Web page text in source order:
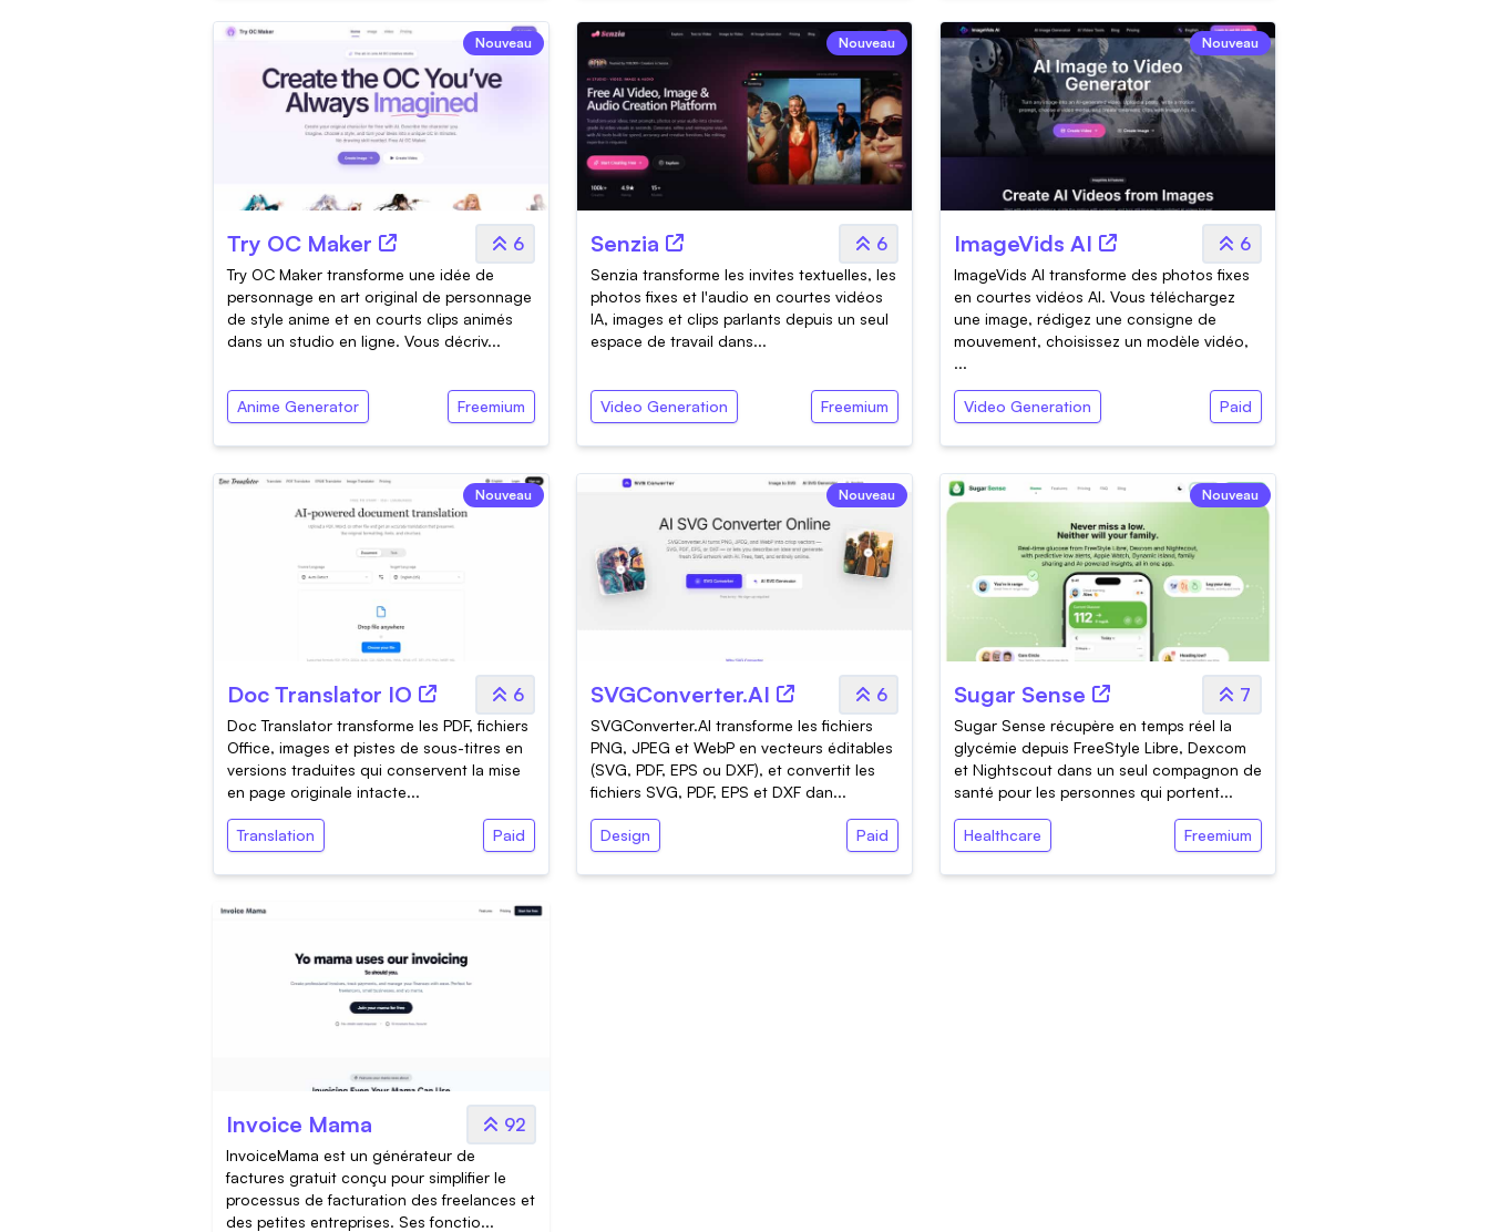
Nouveau
Try OC Maker 6
Try OC Maker transforme une idée de
personnage en art original de personnage
de style anime et en courts clips animés
dans un studio en ligne. Vous décriv...
Anime Generator Freemium
Nouveau
Senzia 6
Senzia transforme les invites textuelles, les
photos fixes et l'audio en courtes vidéos
IA, images et clips parlants depuis un seul
espace de travail dans...
Video Generation Freemium
Nouveau
ImageVids AI 6
ImageVids AI transforme des photos fixes
en courtes vidéos AI. Vous téléchargez
une image, rédigez une consigne de
mouvement, choisissez un modèle vidéo,
...
Video Generation Paid
Nouveau
Doc Translator IO 6
Doc Translator transforme les PDF, fichiers
Office, images et pistes de sous-titres en
versions traduites qui conservent la mise
en page originale intacte...
Translation Paid
Nouveau
SVGConverter.AI 6
SVGConverter.AI transforme les fichiers
PNG, JPEG et WebP en vecteurs éditables
(SVG, PDF, EPS ou DXF), et convertit les
fichiers SVG, PDF, EPS et DXF dan...
Design Paid
Nouveau
Sugar Sense 7
Sugar Sense récupère en temps réel la
glycémie depuis FreeStyle Libre, Dexcom
et Nightscout dans un seul compagnon de
santé pour les personnes qui portent...
Healthcare Freemium
Invoice Mama 92
InvoiceMama est un générateur de
factures gratuit conçu pour simplifier le
processus de facturation des freelances et
des petites entreprises. Ses fonctio...